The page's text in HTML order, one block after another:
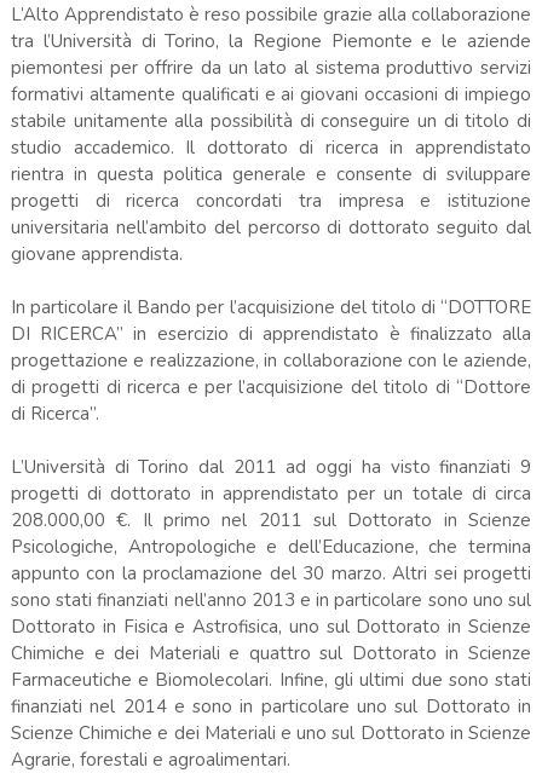
L’Alto Apprendistato è reso possibile grazie alla collaborazione
tra l’Università di Torino, la Regione Piemonte e le aziende
piemontesi per offrire da un lato al sistema produttivo servizi
formativi altamente qualificati e ai giovani occasioni di impiego
stabile unitamente alla possibilità di conseguire un di titolo di
studio accademico. Il dottorato di ricerca in apprendistato
rientra in questa politica generale e consente di sviluppare
progetti di ricerca concordati tra impresa e istituzione
universitaria nell’ambito del percorso di dottorato seguito dal
giovane apprendista.
In particolare il Bando per l’acquisizione del titolo di “DOTTORE
DI RICERCA” in esercizio di apprendistato è finalizzato alla
progettazione e realizzazione, in collaborazione con le aziende,
di progetti di ricerca e per l’acquisizione del titolo di “Dottore
di Ricerca”.
L’Università di Torino dal 2011 ad oggi ha visto finanziati 9
progetti di dottorato in apprendistato per un totale di circa
208.000,00 €. Il primo nel 2011 sul Dottorato in Scienze
Psicologiche, Antropologiche e dell’Educazione, che termina
appunto con la proclamazione del 30 marzo. Altri sei progetti
sono stati finanziati nell’anno 2013 e in particolare sono uno sul
Dottorato in Fisica e Astrofisica, uno sul Dottorato in Scienze
Chimiche e dei Materiali e quattro sul Dottorato in Scienze
Farmaceutiche e Biomolecolari. Infine, gli ultimi due sono stati
finanziati nel 2014 e sono in particolare uno sul Dottorato in
Scienze Chimiche e dei Materiali e uno sul Dottorato in Scienze
Agrarie, forestali e agroalimentari.